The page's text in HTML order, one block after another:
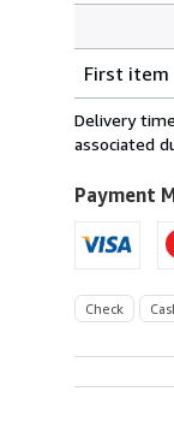
rates
from
Germany
U.S.A.
First item
Delivery
associated
Payment
Check